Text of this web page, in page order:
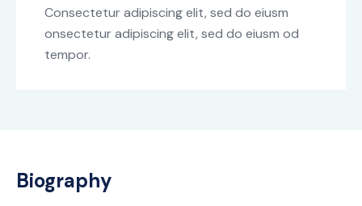
Consectetur adipiscing elit, sed do eiusm
onsectetur adipiscing elit, sed do eiusm od
tempor.
Biography